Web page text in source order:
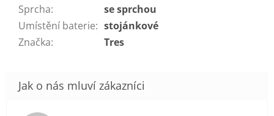
Sprcha:
se sprchou
Umístění baterie: stojánkové
Značka: Tres